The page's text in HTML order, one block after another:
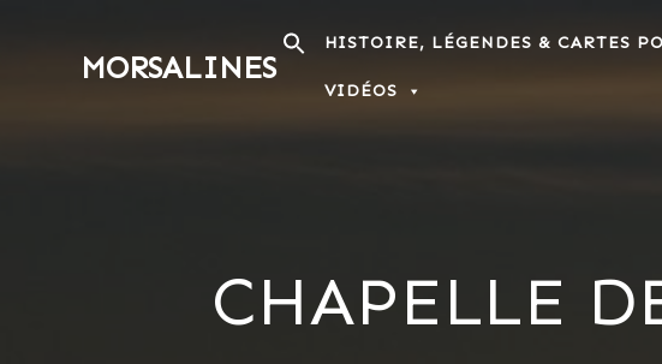
MORSALINES
HISTOIRE, LÉGENDES & CARTES
VIDÉOS
CHAPELLE